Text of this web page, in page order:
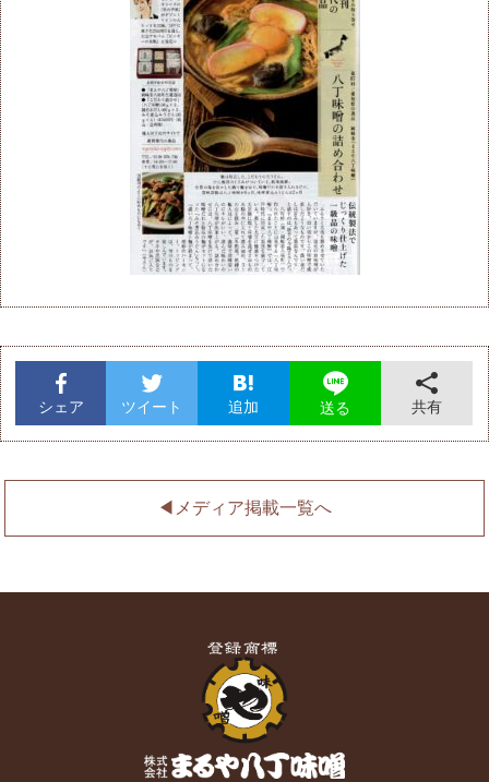
シェア ツイート 追加 送る 共有
◀︎メディア掲載一覧へ